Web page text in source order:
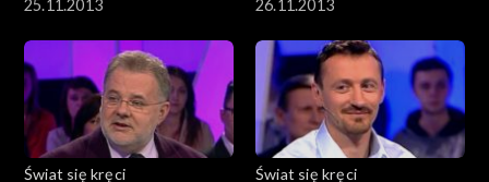
25.11.2013
26.11.2013
Świat się kręci Świat się kręci